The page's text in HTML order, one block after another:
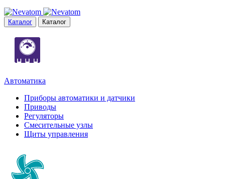
Каталог Каталог
Автоматика
Приборы автоматики и датчики
Приводы
Регуляторы
Смесительные узлы
Щиты управления